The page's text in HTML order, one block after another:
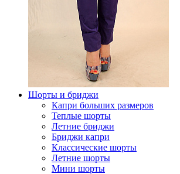
Шорты и бриджи
Капри больших размеров
Теплые шорты
Летние бриджи
Бриджи капри
Классические шорты
Летние шорты
Мини шорты